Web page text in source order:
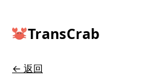
TransCrab
← 返回